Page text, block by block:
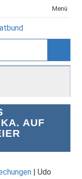
Menü
AUF D
A
| Udo